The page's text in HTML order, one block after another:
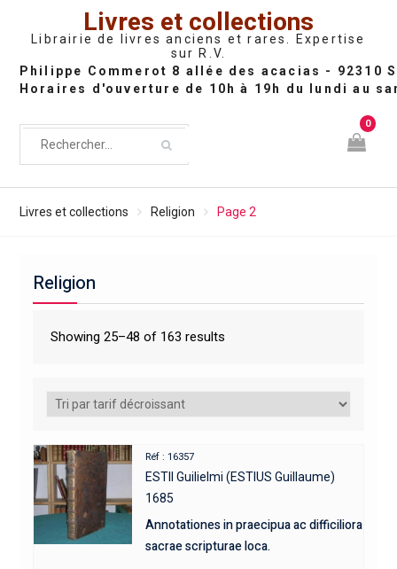
Livres et collections
Librairie de livres anciens et rares. Expertise
sur R.V.
0
Livres et collections Religion Page 2
Religion
Showing 25–48 of 163 results
Réf : 16357
ESTII Guilielmi (ESTIUS Guillaume)
1685
Annotationes in praecipua ac difficiliora
sacrae scripturae loca.